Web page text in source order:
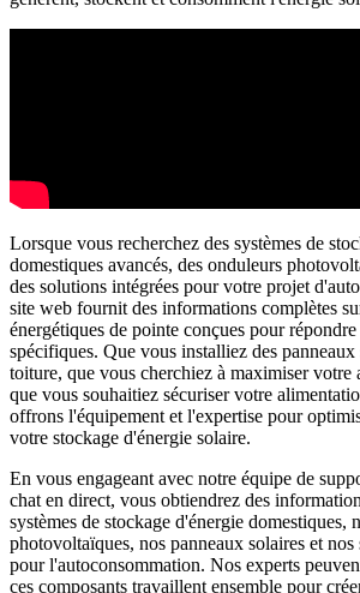
Lorsque vous recherchez des systèmes de
domestiques avancés, des onduleurs
des solutions intégrées pour votre projet
site web fournit des informations complètes
énergétiques de pointe conçues pour
spécifiques. Que vous installiez des
toiture, que vous cherchiez à maximiser votre
que vous souhaitiez sécuriser votre
offrons l'équipement et l'expertise pour
votre stockage d'énergie solaire.
En vous engageant avec notre équipe de
chat en direct, vous obtiendrez des
systèmes de stockage d'énergie domestiques,
photovoltaïques, nos panneaux solaires et
pour l'autoconsommation. Nos experts
ces composants travaillent ensemble pour